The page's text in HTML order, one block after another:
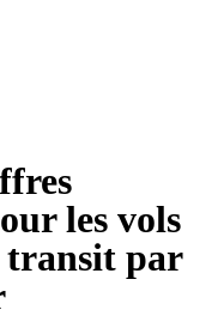
les vols
transit par